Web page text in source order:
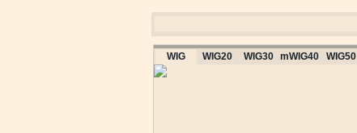
WIG WIG20 WIG30 mWIG40 WIG50